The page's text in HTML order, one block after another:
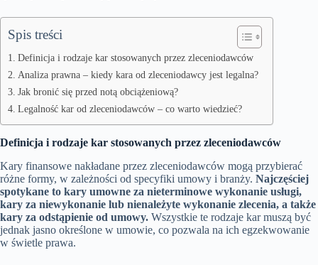
Spis treści
Definicja i rodzaje kar stosowanych przez zleceniodawców
Analiza prawna – kiedy kara od zleceniodawcy jest legalna?
Jak bronić się przed notą obciążeniową?
Legalność kar od zleceniodawców – co warto wiedzieć?
Definicja i rodzaje kar stosowanych przez zleceniodawców
Kary finansowe nakładane przez zleceniodawców mogą przybierać
różne formy, w zależności od specyfiki umowy i branży. Najczęściej
spotykane to kary umowne za nieterminowe wykonanie usługi,
kary za niewykonanie lub nienależyte wykonanie zlecenia, a także
kary za odstąpienie od umowy. Wszystkie te rodzaje kar muszą być
jednak jasno określone w umowie, co pozwala na ich egzekwowanie
w świetle prawa.